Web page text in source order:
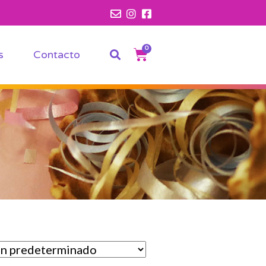
Contacto
0